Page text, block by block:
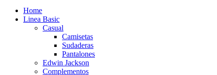
Home
Linea Basic
Casual
Camisetas
Sudaderas
Pantalones
Edwin Jackson
Complementos